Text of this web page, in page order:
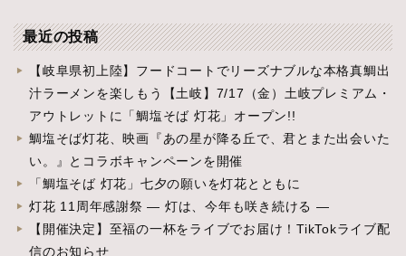
最近の投稿
【岐阜県初上陸】フードコートでリーズナブルな本格真鯛出
汁ラーメンを楽しもう【土岐】7/17（金）土岐プレミアム・
アウトレットに「鯛塩そば 灯花」オープン!!
鯛塩そば灯花、映画『あの星が降る丘で、君とまた出会いた
い。』とコラボキャンペーンを開催
「鯛塩そば 灯花」七夕の願いを灯花とともに
灯花 11周年感謝祭 ― 灯は、今年も咲き続ける ―
【開催決定】至福の一杯をライブでお届け！TikTokライブ配
信のお知らせ